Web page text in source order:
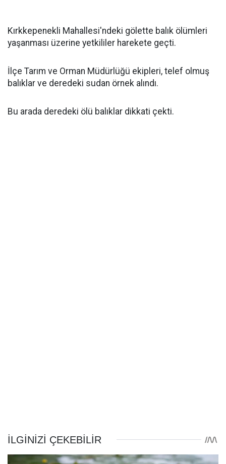
Kırkkepenekli Mahallesi'ndeki gölette balık ölümleri
yaşanması üzerine yetkililer harekete geçti.
İlçe Tarım ve Orman Müdürlüğü ekipleri, telef olmuş
balıklar ve deredeki sudan örnek alındı.
Bu arada deredeki ölü balıklar dikkati çekti.